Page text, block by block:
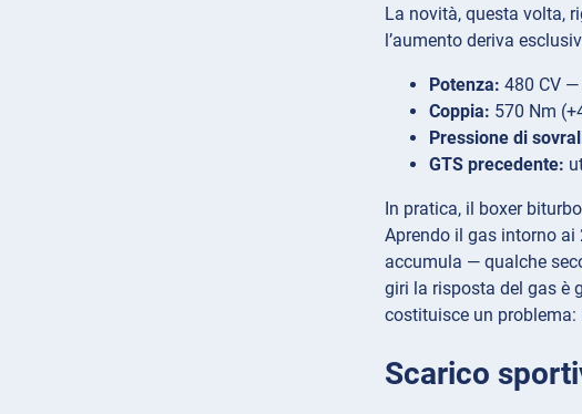
La novità, questa volta,
l’aumento deriva
Potenza: 480 CV —
Coppia: 570 Nm
Pressione di
GTS precedente:
In pratica, il boxer
Aprendo il gas intorno
accumula — qualche
giri la risposta del gas è
costituisce un
Scarico